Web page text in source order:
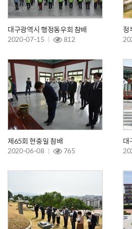
대구광역시 행정동우회 참배
2020-07-15 812
정
제65회 현충일 참배
2020-06-08 765
대